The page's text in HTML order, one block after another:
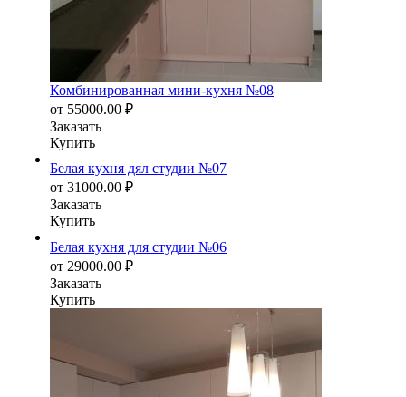
Комбинированная мини-кухня №08
от 55000.00 ₽
Заказать
Купить
Белая кухня дял студии №07
от 31000.00 ₽
Заказать
Купить
Белая кухня для студии №06
от 29000.00 ₽
Заказать
Купить